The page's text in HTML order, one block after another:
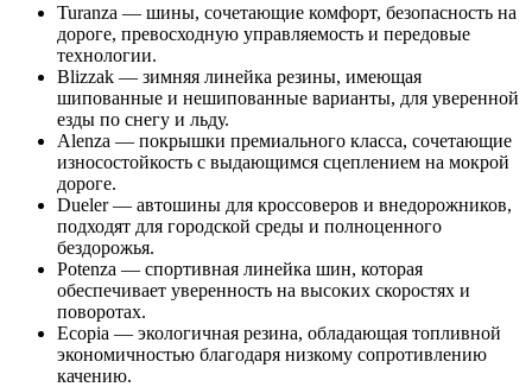
Turanza — шины, сочетающие комфорт, безопасность на
дороге, превосходную управляемость и передовые
технологии.
Blizzak — зимняя линейка резины, имеющая
шипованные и нешипованные варианты, для уверенной
езды по снегу и льду.
Alenza — покрышки премиального класса, сочетающие
износостойкость с выдающимся сцеплением на мокрой
дороге.
Dueler — автошины для кроссоверов и внедорожников,
подходят для городской среды и полноценного
бездорожья.
Potenza — спортивная линейка шин, которая
обеспечивает уверенность на высоких скоростях и
поворотах.
Ecopia — экологичная резина, обладающая топливной
экономичностью благодаря низкому сопротивлению
качению.